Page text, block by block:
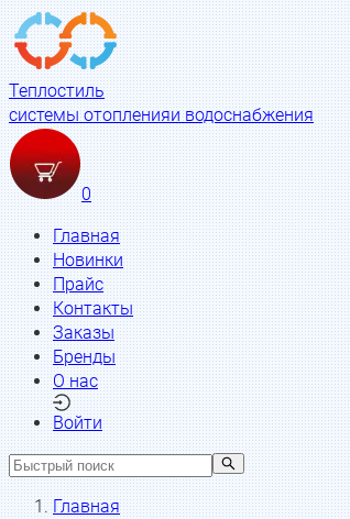
Теплостиль
системы отопленияи водоснабжения
0
Главная
Новинки
Прайс
Контакты
Заказы
Бренды
О нас
Войти
Главная